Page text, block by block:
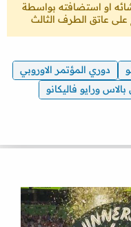
او استضافته بواسطة
عاتق الطرف الثالث
دوري المؤتمر الاوروبي
ورايو فاليكانو